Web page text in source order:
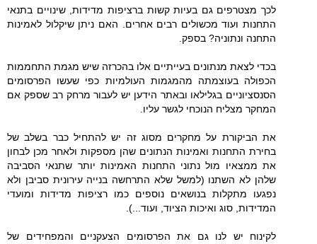
לכך מצטרפים גם בעיות קשות ברציפות מדידות, שינויים בתנאי
התחנות ועוד מכשולים רבים אחרים. האם ניתן שיקלול לאמינות
התחנה ונתוניה? בספק.
בכדי לצאת מנתונים בעייתיים אלו בהכרזה שיש מגמת התחממות
הכפולה בעוצמתה מהמגמות העולמיות כפי שעשו הפרסומים
הסנסציוניים בגלילאו ובאתר הידען יש לעבור מרחק רב שספק אם
המחקר מצליח הנוכחי לגשר עליו.
את הביקורת על מחקרים מסוג זה יש להתחיל כבר בשלב של
בחירת התחנות ואמינות הנתונים שהן מספקות ולאחר מכן לבחון
את ממצאיו מול נתוני התחנות האמינות יותר שתנאי הסביבה
שלהן לא השתנו (למשל שלא התרחשה בנייה עירונית סביבן ולא
נפגעו מתקלות בנושאים נוספים כמו רציפות מדידות ומועדי
המדידות, סוג ואיכות הציוד, ועוד...).
לקינוח יש לנו גם את הפרסומים הצעקניים והמפחידים של